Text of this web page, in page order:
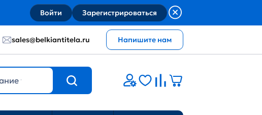
Войти Зарегистрироваться
sales@belkiantitela.ru Напишите нам